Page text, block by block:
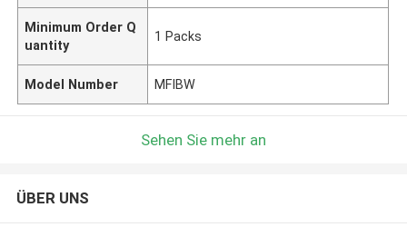
Minimum Order Q
uantity
1 Packs
Model Number MFIBW
Sehen Sie mehr an
ÜBER UNS